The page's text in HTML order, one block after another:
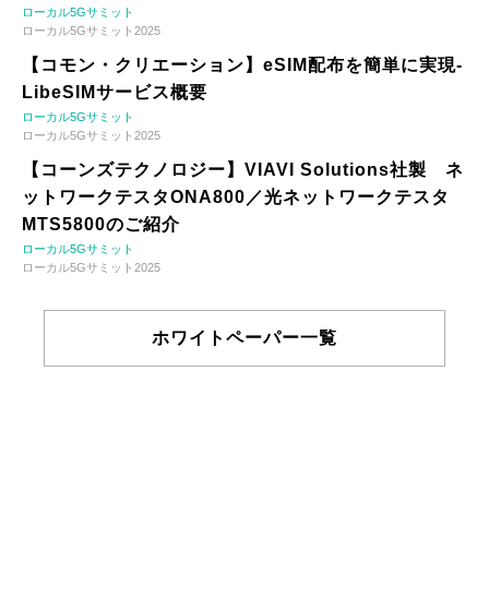
ローカル5Gサミット
ローカル5Gサミット2025
【コモン・クリエーション】eSIM配布を簡単に実現-
LibeSIMサービス概要
ローカル5Gサミット
ローカル5Gサミット2025
【コーンズテクノロジー】VIAVI Solutions社製 ネ
ットワークテスタONA800／光ネットワークテスタ
MTS5800のご紹介
ローカル5Gサミット
ローカル5Gサミット2025
ホワイトペーパー一覧